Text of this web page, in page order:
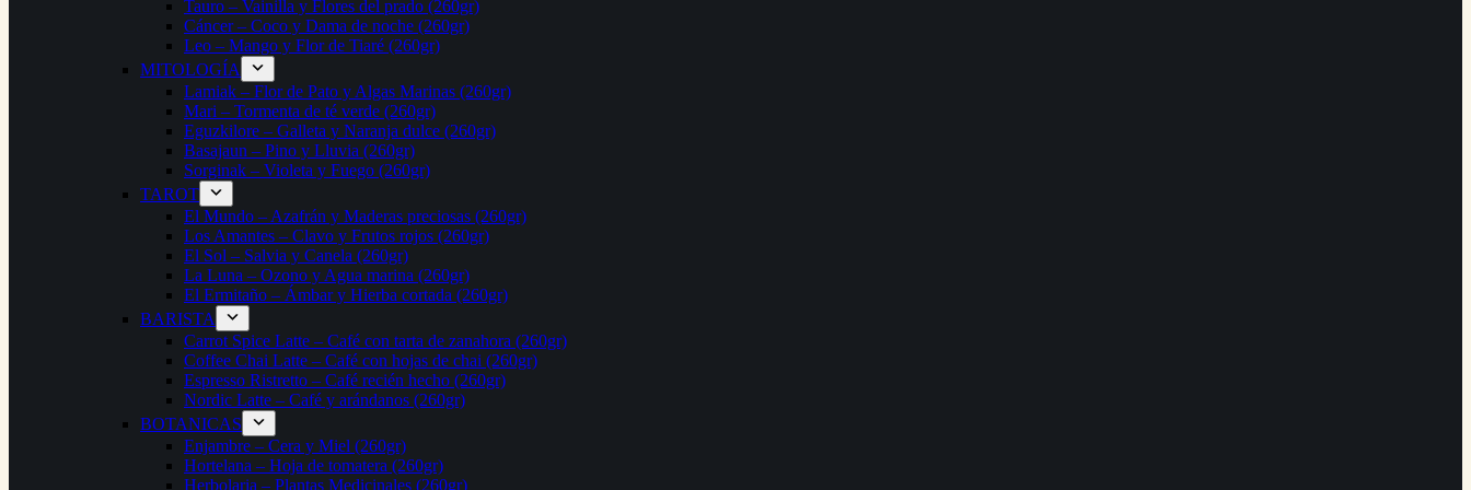
Tauro – Vainilla y Flores del prado (260gr)
Cáncer – Coco y Dama de noche (260gr)
Leo – Mango y Flor de Tiaré (260gr)
MITOLOGÍA
Lamiak – Flor de Pato y Algas Marinas (260gr)
Mari – Tormenta de té verde (260gr)
Eguzkilore – Galleta y Naranja dulce (260gr)
Basajaun – Pino y Lluvia (260gr)
Sorginak – Violeta y Fuego (260gr)
TAROT
El Mundo – Azafrán y Maderas preciosas (260gr)
Los Amantes – Clavo y Frutos rojos (260gr)
El Sol – Salvia y Canela (260gr)
La Luna – Ozono y Agua marina (260gr)
El Ermitaño – Ámbar y Hierba cortada (260gr)
BARISTA
Carrot Spice Latte – Café con tarta de zanahora (260gr)
Coffee Chai Latte – Café con hojas de chai (260gr)
Espresso Ristretto – Café recién hecho (260gr)
Nordic Latte – Café y arándanos (260gr)
BOTANICAS
Enjambre – Cera y Miel (260gr)
Hortelana – Hoja de tomatera (260gr)
Herbolaria – Plantas Medicinales (260gr)